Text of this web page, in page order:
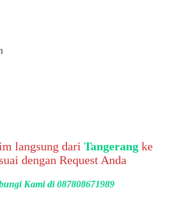
langsung dari Tangerang ke
dengan Request Anda
Kami di 087808671989